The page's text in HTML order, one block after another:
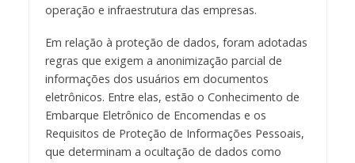
operação e infraestrutura das empresas.
Em relação à proteção de dados, foram adotadas
regras que exigem a anonimização parcial de
informações dos usuários em documentos
eletrônicos. Entre elas, estão o Conhecimento de
Embarque Eletrônico de Encomendas e os
Requisitos de Proteção de Informações Pessoais,
que determinam a ocultação de dados como